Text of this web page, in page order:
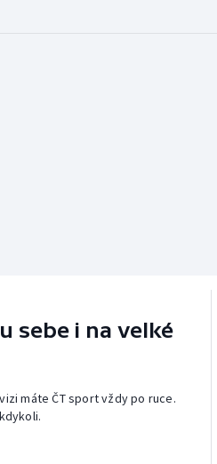
sebe i na velké
máte ČT sport vždy po ruce.